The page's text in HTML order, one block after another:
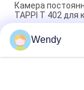
Камера
TAPPI T 402 для
Сухой и влажный
120L
Настольная
Wendy